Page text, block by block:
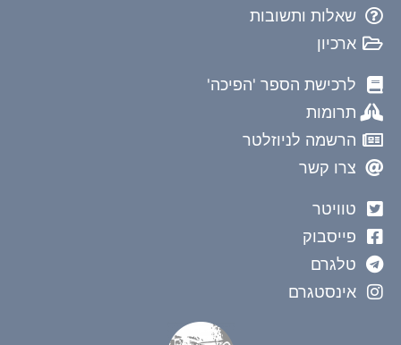
שאלות ותשובות
ארכיון
לרכישת הספר 'הפיכה'
תרומות
הרשמה לניוזלטר
צרו קשר
טוויטר
פייסבוק
טלגרם
אינסטגרם